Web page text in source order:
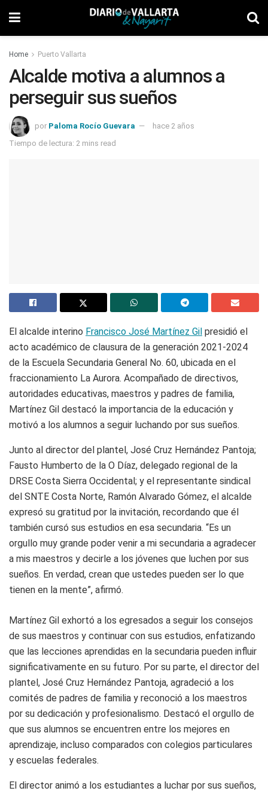
Home Puerto Vallarta
Alcalde motiva a alumnos a
perseguir sus sueños
por Paloma Rocío Guevara
hace 2 años
Tiempo de lectura: 2 mins read
El alcalde interino Francisco José Martínez Gil presidió el
acto académico de clausura de la generación 2021-2024
de la Escuela Secundaria General No. 60, ubicada en el
fraccionamiento La Aurora. Acompañado de directivos,
autoridades educativas, maestros y padres de familia,
Martínez Gil destacó la importancia de la educación y
motivó a los alumnos a seguir luchando por sus sueños.
Junto al director del plantel, José Cruz Hernández Pantoja;
Fausto Humberto de la O Díaz, delegado regional de la
DRSE Costa Sierra Occidental; y el representante sindical
del SNTE Costa Norte, Ramón Alvarado Gómez, el alcalde
expresó su gratitud por la invitación, recordando que él
también cursó sus estudios en esa secundaria. “Es un
orgullo muy grande poder venir a mi secundaria a agradecer
a mis maestros y decirle a los jóvenes que luchen por sus
sueños. En verdad, crean que ustedes pueden ser lo que
tienen en la mente”, afirmó.
Martínez Gil exhortó a los egresados a seguir los consejos
de sus maestros y continuar con sus estudios, enfatizando
que las lecciones aprendidas en la secundaria pueden influir
significativamente en su futuro. Por su parte, el director del
plantel, José Cruz Hernández Pantoja, agradeció a los
comités de padres de familia y reconoció a los maestros
por su dedicación y profesionalismo. Destacó el orgullo de
que sus alumnos se encuentren entre los mejores en
aprendizaje, incluso comparados con colegios particulares
y escuelas federales.
El director animó a los estudiantes a luchar por sus sueños,